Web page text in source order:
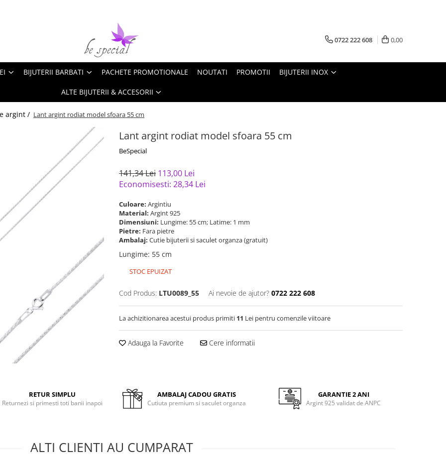
0722 222 608 0,00
BIJUTERII BARBATI PACHETE PROMOTIONALE NOUTATI PROMOTII BIJUTERII INOX
ALTE BIJUTERII & ACCESORII
argint / Lant argint rodiat model sfoara 55 cm
Lant argint rodiat model sfoara 55 cm
BeSpecial
141,34 Lei 113,00 Lei
Economisesti: 28,34 Lei
Culoare: Argintiu
Material: Argint 925
Dimensiuni: Lungime: 55 cm; Latime: 1 mm
Pietre: Fara pietre
Ambalaj: Cutie bijuterii si saculet organza (gratuit)
Lungime: 55 cm
STOC EPUIZAT
Cod Produs: LTU0089_55 Ai nevoie de ajutor? 0722 222 608
La achizitionarea acestui produs primiti 11 Lei pentru comenzile viitoare
Adauga la Favorite Cere informatii
RETUR SIMPLU
Returnezi si primesti toti banii inapoi
AMBALAJ CADOU GRATIS
Cutiuta premium si saculet organza
GARANTIE 2 ANI
Argint 925 validat de ANPC
ALTI CLIENTI AU CUMPARAT